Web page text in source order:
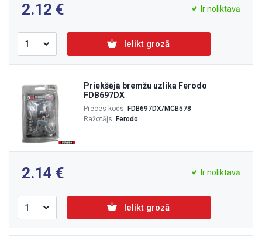
2.12 Ir noliktavā
Ielikt grozā
Priekšējā bremžu uzlika Ferodo
FDB697DX
Preces kods: FDB697DX/MCB578
Ražotājs: Ferodo
2.14 Ir noliktavā
Ielikt grozā